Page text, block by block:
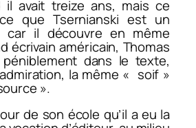
il avait treize ans, mais ce
que Tsernianski est un
car il découvre en même
écrivain américain, Thomas
dans le texte,
la même « soif »
».
de son école qu’il a eu la